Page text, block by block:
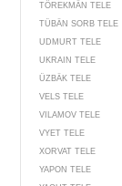
TÖREKMÄN TELE
TÜBÄN SORB TELE
UDMURT TELE
UKRAIN TELE
ÜZBÄK TELE
VELS TELE
VILAMOV TELE
VYET TELE
XORVAT TELE
YAPON TELE